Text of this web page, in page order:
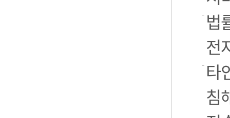
법
전
타
침